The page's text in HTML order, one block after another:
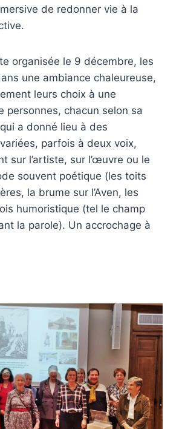
de redonner vie à la
organisée le 9 décembre, les
une ambiance chaleureuse,
leurs choix à une
personnes, chacun selon sa
a donné lieu à des
parfois à deux voix,
sur l’artiste, sur l’œuvre ou le
souvent poétique (les toits
la brume sur l’Aven, les
humoristique (tel le champ
la parole). Un accrochage à